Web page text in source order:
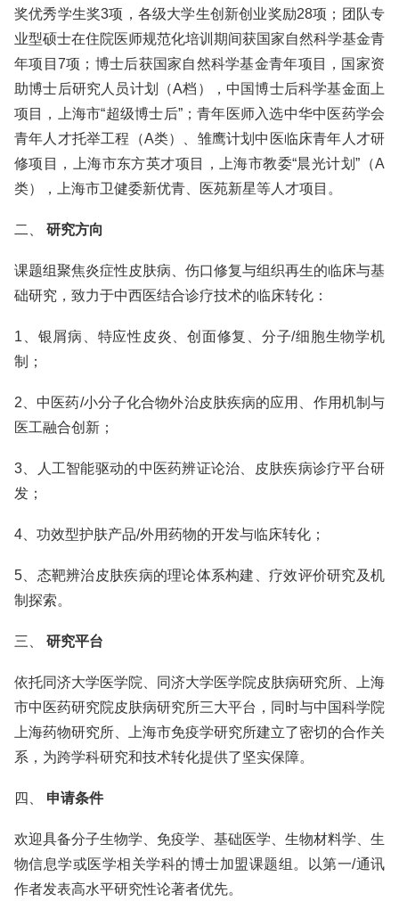
奖优秀学生奖3项，各级大学生创新创业奖励28项；团队专
业型硕士在住院医师规范化培训期间获国家自然科学基金青
年项目7项；博士后获国家自然科学基金青年项目，国家资
助博士后研究人员计划（A档），中国博士后科学基金面上
项目，上海市“超级博士后”；青年医师入选中华中医药学会
青年人才托举工程（A类）、雏鹰计划中医临床青年人才研
修项目，上海市东方英才项目，上海市教委“晨光计划”（A
类），上海市卫健委新优青、医苑新星等人才项目。
二、 研究方向
课题组聚焦炎症性皮肤病、伤口修复与组织再生的临床与基
础研究，致力于中西医结合诊疗技术的临床转化：
1、银屑病、特应性皮炎、创面修复、分子/细胞生物学机
制；
2、中医药/小分子化合物外治皮肤疾病的应用、作用机制与
医工融合创新；
3、人工智能驱动的中医药辨证论治、皮肤疾病诊疗平台研
发；
4、功效型护肤产品/外用药物的开发与临床转化；
5、态靶辨治皮肤疾病的理论体系构建、疗效评价研究及机
制探索。
三、 研究平台
依托同济大学医学院、同济大学医学院皮肤病研究所、上海
市中医药研究院皮肤病研究所三大平台，同时与中国科学院
上海药物研究所、上海市免疫学研究所建立了密切的合作关
系，为跨学科研究和技术转化提供了坚实保障。
四、 申请条件
欢迎具备分子生物学、免疫学、基础医学、生物材料学、生
物信息学或医学相关学科的博士加盟课题组。以第一/通讯
作者发表高水平研究性论著者优先。